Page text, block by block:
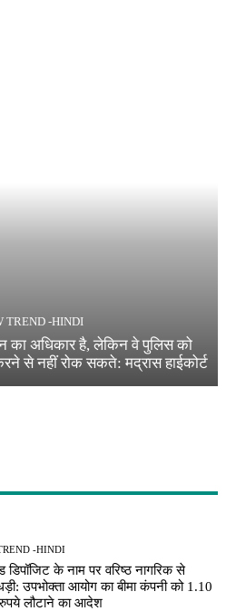
TREND -HINDI
का अधिकार है, लेकिन वे पुलिस को
से नहीं रोक सकते: मद्रास हाईकोर्ट
-HINDI
डिपॉजिट के नाम पर वरिष्ठ नागरिक से
उपभोक्ता आयोग का बीमा कंपनी को 1.10
लौटाने का आदेश